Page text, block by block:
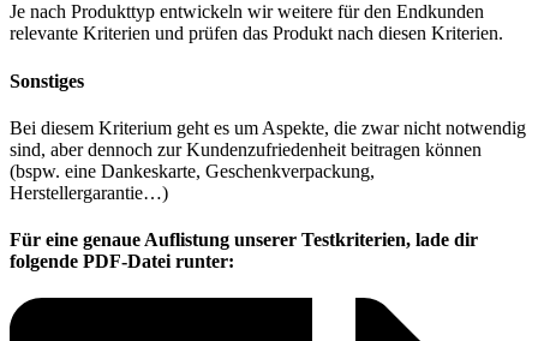
Je nach Produkttyp entwickeln wir weitere für den Endkunden
relevante Kriterien und prüfen das Produkt nach diesen Kriterien.
Sonstiges
Bei diesem Kriterium geht es um Aspekte, die zwar nicht notwendig
sind, aber dennoch zur Kundenzufriedenheit beitragen können
(bspw. eine Dankeskarte, Geschenkverpackung,
Herstellergarantie…)
Für eine genaue Auflistung unserer Testkriterien, lade dir
folgende PDF-Datei runter: